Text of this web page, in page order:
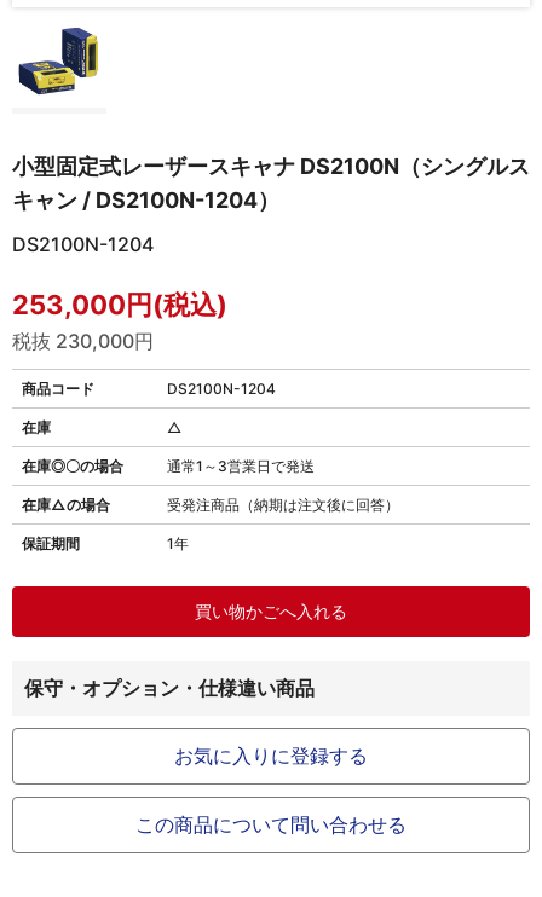
小型固定式レーザースキャナ DS2100N（シングルス
キャン / DS2100N-1204）
DS2100N-1204
253,000円(税込)
税抜 230,000円
商品コード DS2100N-1204
在庫◎〇の場合 通常1～3営業日で発送
在庫△の場合 受発注商品（納期は注文後に回答）
保証期間 1年
在庫 △
保守・オプション・仕様違い商品
お気に入りに登録する
この商品について問い合わせる